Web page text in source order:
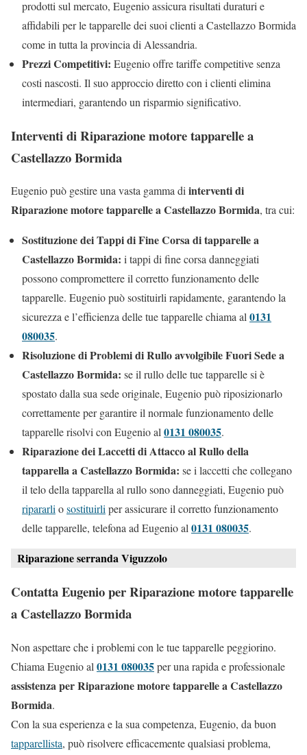
prodotti sul mercato, Eugenio assicura risultati duraturi e
affidabili per le tapparelle dei suoi clienti a Castellazzo Bormida
come in tutta la provincia di Alessandria.
Prezzi Competitivi: Eugenio offre tariffe competitive senza
costi nascosti. Il suo approccio diretto con i clienti elimina
intermediari, garantendo un risparmio significativo.
Interventi di Riparazione motore tapparelle a
Castellazzo Bormida
Eugenio può gestire una vasta gamma diinterventi di
Riparazione motore tapparelle a Castellazzo Bormida, tra cui:
Sostituzione dei Tappi di Fine Corsa di tapparelle a
Castellazzo Bormida: i tappi di fine corsa danneggiati
possono compromettere il corretto funzionamento delle
tapparelle. Eugenio può sostituirli rapidamente, garantendo la
sicurezza e l’efficienza delle tue tapparelle chiama al0131
080035.
Risoluzione di Problemi di Rullo avvolgibile Fuori Sede a
Castellazzo Bormida: se il rullo delle tue tapparelle si è
spostato dalla sua sede originale, Eugenio può riposizionarlo
correttamente per garantire il normale funzionamento delle
tapparelle risolvi con Eugenio al0131 080035.
Riparazione dei Laccetti di Attacco al Rullo della
tapparella a Castellazzo Bormida: se i laccetti che collegano
il telo della tapparella al rullo sono danneggiati, Eugenio può
ripararliosostituirliper assicurare il corretto funzionamento
delle tapparelle, telefona ad Eugenio al0131 080035.
Riparazione serranda Viguzzolo
Contatta Eugenio per Riparazione motore tapparelle
a Castellazzo Bormida
Non aspettare che i problemi con le tue tapparelle peggiorino.
Chiama Eugenio al 0131 080035per una rapida e professionale
assistenza per Riparazione motore tapparelle a Castellazzo
Bormida.
Con la sua esperienza e la sua competenza, Eugenio, da buon
tapparellista, può risolvere efficacemente qualsiasi problema,